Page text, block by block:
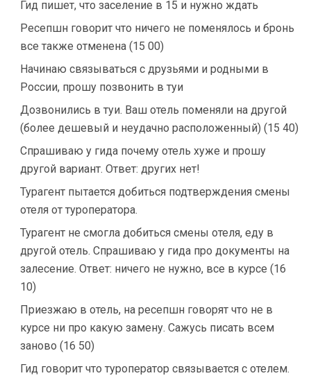
Гид пишет, что заселение в 15 и нужно ждать
Ресепшн говорит что ничего не поменялось и бронь
все также отменена (15 00)
Начинаю связываться с друзьями и родными в
России, прошу позвонить в туи
Дозвонились в туи. Ваш отель поменяли на другой
(более дешевый и неудачно расположенный) (15 40)
Спрашиваю у гида почему отель хуже и прошу
другой вариант. Ответ: других нет!
Турагент пытается добиться подтверждения смены
отеля от туроператора.
Турагент не смогла добиться смены отеля, еду в
другой отель. Спрашиваю у гида про документы на
залесение. Ответ: ничего не нужно, все в курсе (16
10)
Приезжаю в отель, на ресепшн говорят что не в
курсе ни про какую замену. Сажусь писать всем
заново (16 50)
Гид говорит что туроператор связывается с отелем.